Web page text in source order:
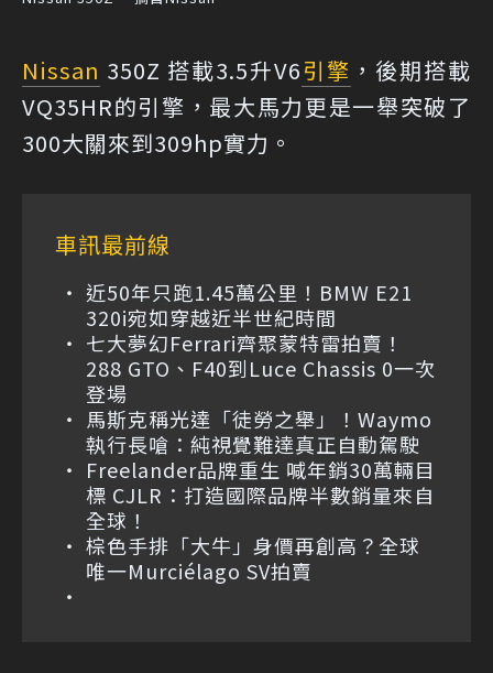
Nissan 350Z 搭載3.5升V6引擎 ，後期搭載
VQ35HR的引擎，最大馬力更是一舉突破了
300大關來到309hp實力。
車訊最前線
近50年只跑1.45萬公里！BMW E21
320i宛如穿越近半世紀時間
七大夢幻Ferrari齊聚蒙特雷拍賣！
288 GTO、F40到Luce Chassis 0一次
登場
馬斯克稱光達「徒勞之舉」！Waymo
執行長嗆：純視覺難達真正自動駕駛
Freelander品牌重生 喊年銷30萬輛目
標 CJLR：打造國際品牌半數銷量來自
全球！
棕色手排「大牛」身價再創高？全球
唯一Murciélago SV拍賣